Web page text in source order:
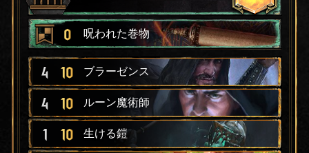
0 呪われた巻物
4 10 ブラーゼンス
4 10 ルーン魔術師
1 10 生ける鎧